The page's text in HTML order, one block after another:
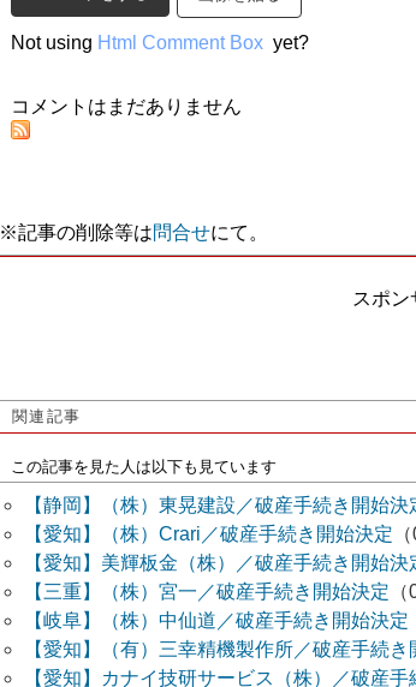
Not using Html Comment Box yet?
コメントはまだありません
※記事の削除等は問合せにて。
スポン
関連記事
この記事を見た人は以下も見ています
【静岡】（株）東晃建設／破産手続き開始決
【愛知】（株）Crari／破産手続き開始決定
【愛知】美輝板金（株）／破産手続き開始
【三重】（株）宮一／破産手続き開始決定
【岐阜】（株）中仙道／破産手続き開始決
【愛知】（有）三幸精機製作所／破産手続
【愛知】カナイ技研サービス（株）／破産手